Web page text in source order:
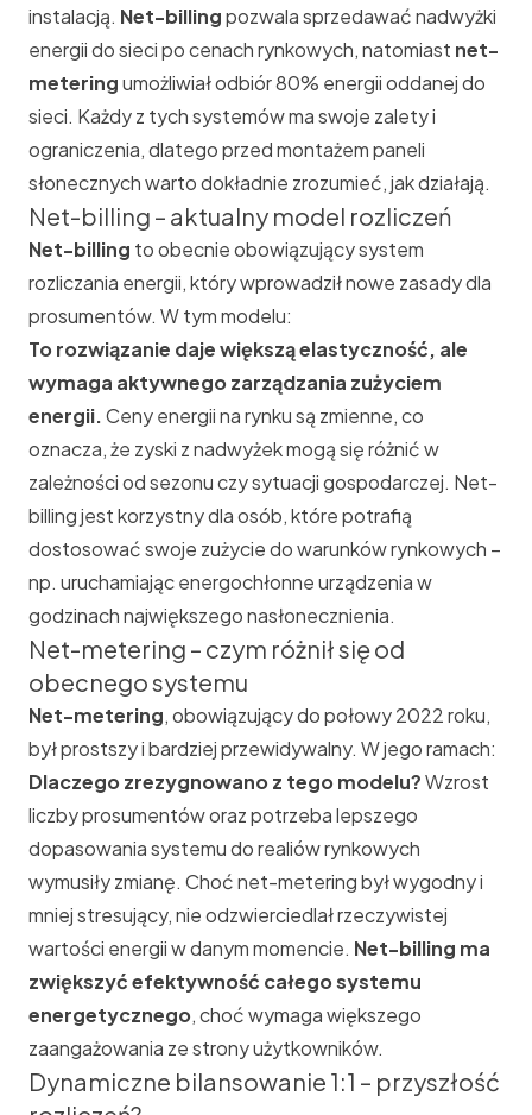
instalacją. Net-billingpozwala sprzedawać nadwyżki
energii do sieci po cenach rynkowych, natomiast net-
meteringumożliwiał odbiór 80% energii oddanej do
sieci. Każdy z tych systemów ma swoje zalety i
ograniczenia, dlatego przed montażem paneli
słonecznych warto dokładnie zrozumieć, jak działają.
Net-billing – aktualny model rozliczeń
Net-billing to obecnie obowiązujący system
rozliczania energii, który wprowadził nowe zasady dla
prosumentów. W tym modelu:
To rozwiązanie daje większą elastyczność, ale
wymaga aktywnego zarządzania zużyciem
energii.Ceny energii na rynku są zmienne, co
oznacza, że zyski z nadwyżek mogą się różnić w
zależności od sezonu czy sytuacji gospodarczej. Net-
billing jest korzystny dla osób, które potrafią
dostosować swoje zużycie do warunków rynkowych –
np. uruchamiając energochłonne urządzenia w
godzinach największego nasłonecznienia.
Net-metering – czym różnił się od
obecnego systemu
Net-metering, obowiązujący do połowy 2022 roku,
był prostszy i bardziej przewidywalny. W jego ramach:
Dlaczego zrezygnowano z tego modelu?Wzrost
liczby prosumentów oraz potrzeba lepszego
dopasowania systemu do realiów rynkowych
wymusiły zmianę. Choć net-metering był wygodny i
mniej stresujący, nie odzwierciedlał rzeczywistej
wartości energii w danym momencie. Net-billing ma
zwiększyć efektywność całego systemu
energetycznego, choć wymaga większego
zaangażowania ze strony użytkowników.
Dynamiczne bilansowanie 1:1 – przyszłość